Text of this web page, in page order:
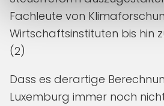
Fachleute von
Wirtschaftsinstituten bis hin
(2)
Dass es derartige
Luxemburg immer noch